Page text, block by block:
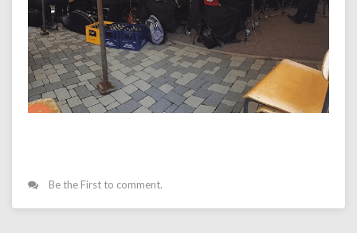
Be the First to comment.